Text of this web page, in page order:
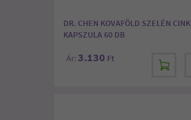
DR. CHEN KOVAFÖLD SZELÉN CINK
KAPSZULA 60 DB
Ár: 3.130 Ft